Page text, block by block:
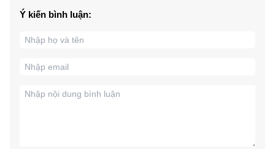
Ý kiến bình luận: